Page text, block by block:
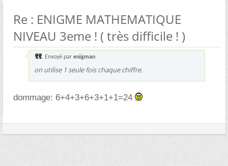
Re : ENIGME MATHEMATIQUE
NIVEAU 3eme ! ( très difficile ! )
Envoyé par enigman
on utilise 1 seule fois chaque chiffre.
dommage: 6+4+3+6+3+1+1=24